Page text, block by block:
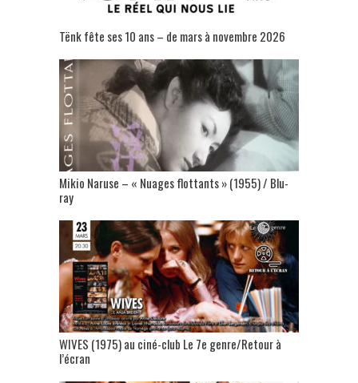
Tënk fête ses 10 ans – de mars à novembre 2026
Mikio Naruse – « Nuages flottants » (1955) / Blu-
ray
WIVES (1975) au ciné-club Le 7e genre/Retour à
l’écran